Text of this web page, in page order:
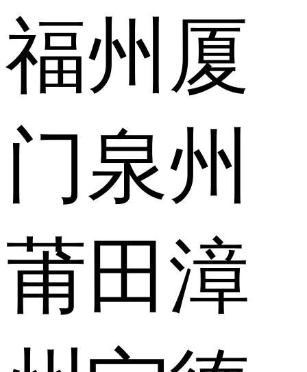
福州 厦
门泉州
莆田 漳